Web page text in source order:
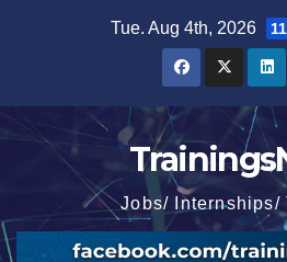
Tue. Aug 4th, 2026
Jobs/ Internships/